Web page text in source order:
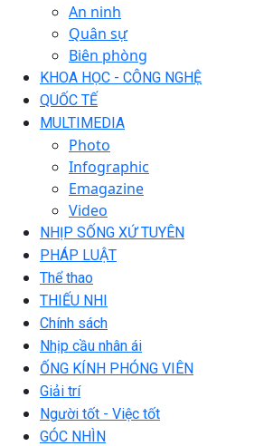
An ninh
Quân sự
Biên phòng
KHOA HỌC - CÔNG NGHỆ
QUỐC TẾ
MULTIMEDIA
Photo
Infographic
Emagazine
Video
NHỊP SỐNG XỨ TUYÊN
PHÁP LUẬT
Thể thao
THIẾU NHI
Chính sách
Nhịp cầu nhân ái
ỐNG KÍNH PHÓNG VIÊN
Giải trí
Người tốt - Việc tốt
GÓC NHÌN